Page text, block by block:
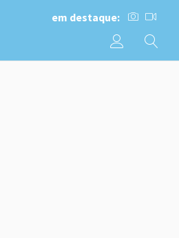
em destaque: